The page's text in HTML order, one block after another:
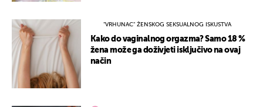
"VRHUNAC" ŽENSKOG SEKSUALNOG ISKUSTVA
Kako do vaginalnog orgazma? Samo 18 %
žena može ga doživjeti isključivo na ovaj
način